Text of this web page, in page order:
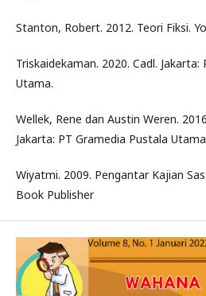
Stanton, Robert. 2012. Teori Fiksi.
Triskaidekaman. 2020. Cadl.
Utama.
Wellek, Rene dan Austin Weren.
Jakarta: PT Gramedia Pustala
Wiyatmi. 2009. Pengantar Kajian
Book Publisher